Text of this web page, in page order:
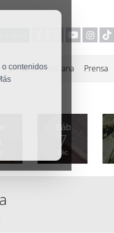
o contenidos
Familia Dominicana Prensa
Sáb
7
Dic